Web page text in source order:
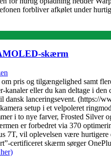
forbliver afkølet under
skærm
pris og tilgængelighed samt
kanaler eller du kan deltage i
lanceringsevent. (https://
setup i et velpoleret
i to nye farver, Frosted
er forbedret via 370
7T, vil oplevelsen være
certificeret skærm sørger